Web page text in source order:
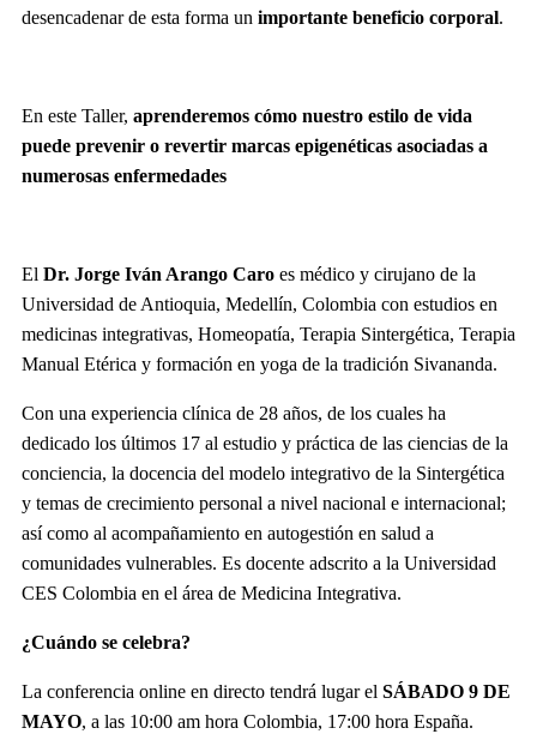
desencadenar de esta forma un importante beneficio corporal.
En este Taller, aprenderemos cómo nuestro estilo de vida
puede prevenir o revertir marcas epigenéticas asociadas a
numerosas enfermedades
El Dr. Jorge Iván Arango Caro es médico y cirujano de la
Universidad de Antioquia, Medellín, Colombia con estudios en
medicinas integrativas, Homeopatía, Terapia Sintergética, Terapia
Manual Etérica y formación en yoga de la tradición Sivananda.
Con una experiencia clínica de 28 años, de los cuales ha
dedicado los últimos 17 al estudio y práctica de las ciencias de la
conciencia, la docencia del modelo integrativo de la Sintergética
y temas de crecimiento personal a nivel nacional e internacional;
así como al acompañamiento en autogestión en salud a
comunidades vulnerables. Es docente adscrito a la Universidad
CES Colombia en el área de Medicina Integrativa.
¿Cuándo se celebra?
La conferencia online en directo tendrá lugar el SÁBADO 9 DE
MAYO, a las 10:00 am hora Colombia, 17:00 hora España.